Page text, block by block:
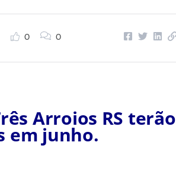
0 0
Arroios RS terão
em junho.